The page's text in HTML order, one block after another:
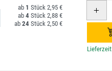
1
2,95 €
4
2,88 €
24
2,50 €